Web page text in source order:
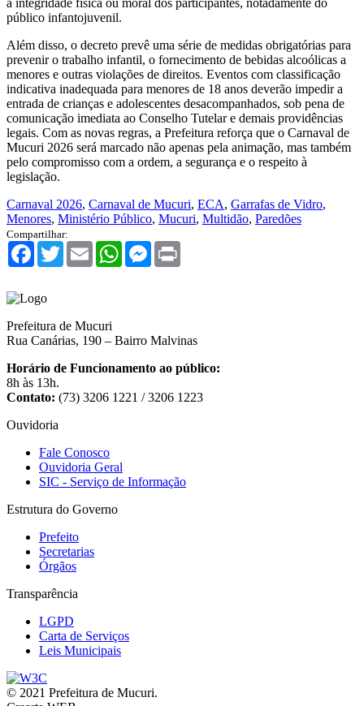
a integridade física ou moral dos participantes, notadamente do
público infantojuvenil.
Além disso, o decreto prevê uma série de medidas obrigatórias para
prevenir o trabalho infantil, o fornecimento de bebidas alcoólicas a
menores e outras violações de direitos. Eventos com classificação
indicativa inadequada para menores de 18 anos deverão impedir a
entrada de crianças e adolescentes desacompanhados, sob pena de
comunicação imediata ao Conselho Tutelar e demais providências
legais. Com as novas regras, a Prefeitura reforça que o Carnaval de
Mucuri 2026 será marcado não apenas pela animação, mas também
pelo compromisso com a ordem, a segurança e o respeito à
legislação.
Carnaval 2026, Carnaval de Mucuri, ECA, Garrafas de Vidro,
Menores, Ministério Público, Mucuri, Multidão, Paredões
Compartilhar:
Facebook
TwitterEmail WhatsAppMessenger
Prefeitura de Mucuri
Rua Canárias, 190 – Bairro Malvinas
Horário de Funcionamento ao público:
8h às 13h.
Contato: (73) 3206 1221 / 3206 1223
Ouvidoria
Fale Conosco
Ouvidoria Geral
SIC - Serviço de Informação
Estrutura do Governo
Prefeito
Secretarias
Órgãos
Transparência
LGPD
Carta de Serviços
Leis Municipais
© 2021 Prefeitura de Mucuri.